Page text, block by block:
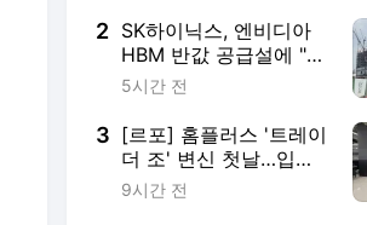
2 SK하이닉스, 엔비디아
HBM 반값 공급설에 "전
혀 사실무근"
5시간 전
3 [르포] 홈플러스 '트레이
더 조' 변신 첫날…입고
율 30%에 진열대 '텅'
9시간 전